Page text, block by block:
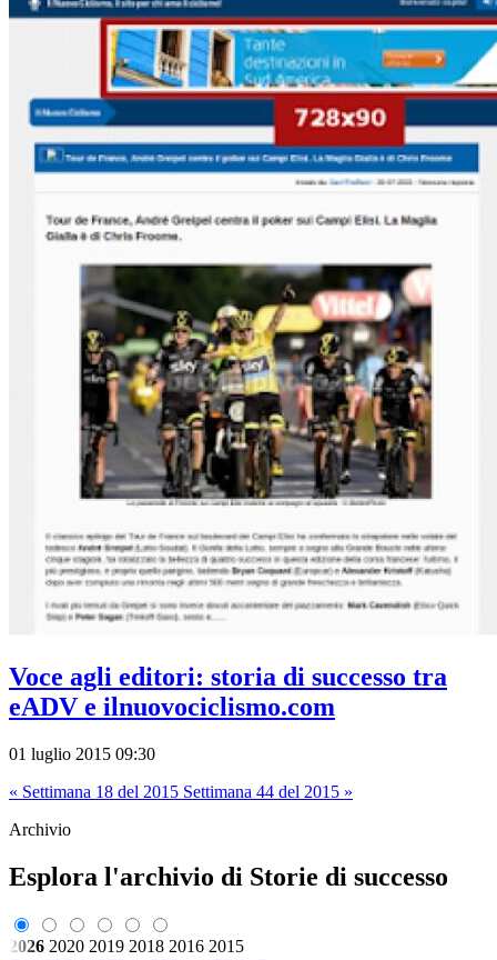
Voce agli editori: storia di successo tra
eADV e ilnuovociclismo.com
01 luglio 2015 09:30
« Settimana 18 del 2015 Settimana 44 del 2015 »
Archivio
Esplora l'archivio di Storie di successo
2026 2020 2019 2018 2016 2015